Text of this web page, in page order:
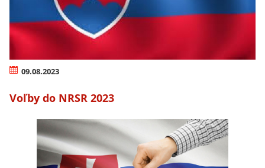
09.08.2023
Voľby do NRSR 2023